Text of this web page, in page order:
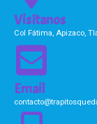
Visítanos
Col Fátima, Apizaco,
Email